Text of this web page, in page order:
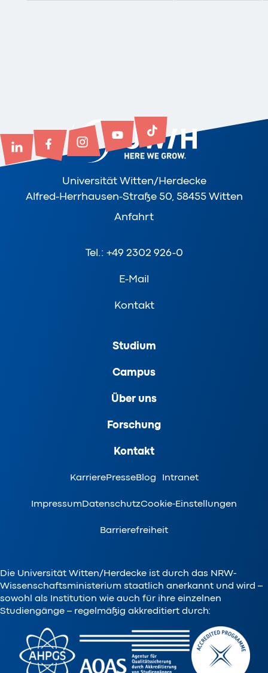
Universität Witten/Herdecke
Alfred-Herrhausen-Straße 50, 58455 Witten
Anfahrt
Tel.: +49 2302 926-0
E-Mail
Kontakt
Studium
Campus
Über uns
Forschung
Kontakt
KarrierePresseBlog Intranet
ImpressumDatenschutzCookie-Einstellungen
Barrierefreiheit
Die Universität Witten/Herdecke ist durch das NRW-
Wissenschaftsministerium staatlich anerkannt und wird –
sowohl als Institution wie auch für ihre einzelnen
Studiengänge – regelmäßig akkreditiert durch: